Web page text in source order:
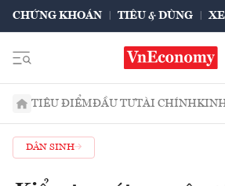
CHỨNG KHOÁN TIÊU & DÙNG XE
TIÊU ĐIỂMĐẦU TƯTÀI CHÍNH
DÂN SINH